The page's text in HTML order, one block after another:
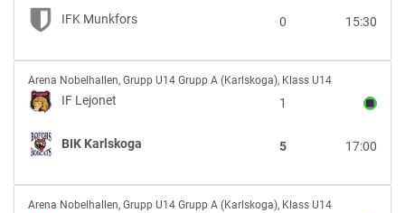
IFK
Munkfors
IFK Munkfors 15:30
0
IF
Lejonet
vs
BIK
Karlskoga
Arena Nobelhallen, Grupp U14 Grupp A (Karlskoga), Klass U14
IF Lejonet 1
BIK Karlskoga 17:00
5
Färjestad
Arena Nobelhallen, Grupp U14 Grupp A (Karlskoga), Klass U14